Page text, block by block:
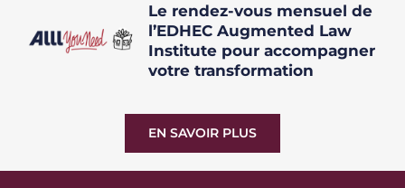
Le rendez-vous mensuel de
l’EDHEC Augmented Law
Institute pour accompagner
votre transformation
EN SAVOIR PLUS